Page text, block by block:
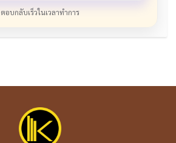
ตอบกลับเร็วในเวลาทำการ